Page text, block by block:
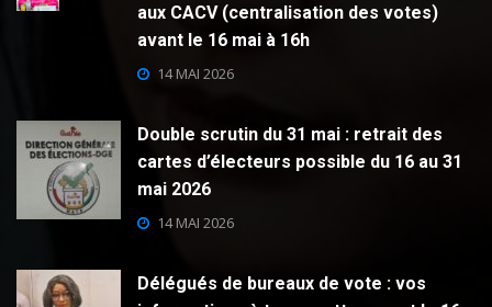
aux CACV (centralisation des votes)
avant le 16 mai à 16h
14 MAI 2026
Double scrutin du 31 mai : retrait des
cartes d’électeurs possible du 16 au 31
mai 2026
14 MAI 2026
Délégués de bureaux de vote : vos